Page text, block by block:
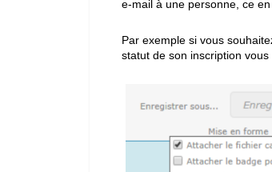
e-mail à une personne, ce
Par exemple si vous
statut de son inscription vous